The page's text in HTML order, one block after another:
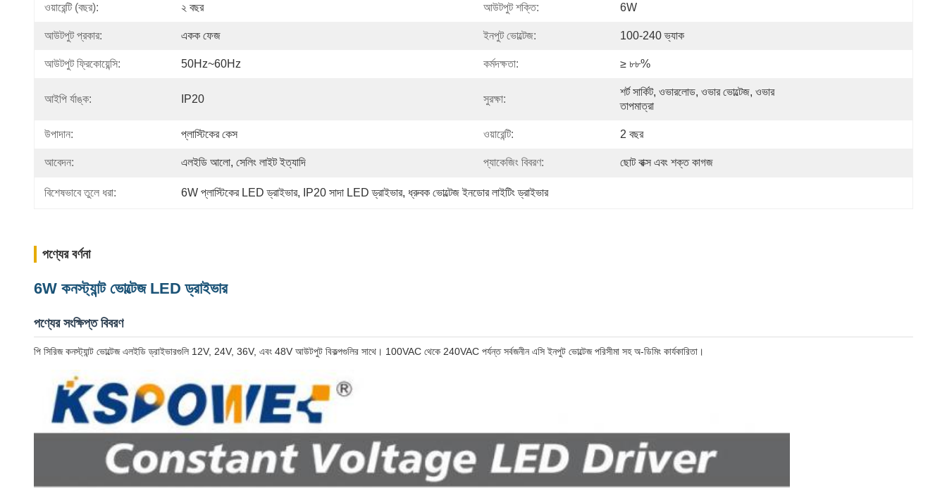
ওয়ারেন্টি (বছর): ২ বছর আউটপুট শক্তি: 6W
আউটপুট প্রকার: একক ফেজ ইনপুট ভোল্টেজ: 100-240 ভ্যাক
আউটপুট ফ্রিকোয়েন্সি: 50Hz~60Hz কর্মদক্ষতা: ≥ ৮৮%
আইপি র্যাঙ্ক: IP20 সুরক্ষা:
শর্ট সার্কিট, ওভারলোড, ওভার ভোল্টেজ, ওভার
তাপমাত্রা
উপাদান: প্লাস্টিকের কেস ওয়ারেন্টি: 2 বছর
আবেদন: এলইডি আলো, সেলিং লাইট ইত্যাদি প্যাকেজিং বিবরণ: ছোট বাক্স এবং শক্ত কাগজ
বিশেষভাবে তুলে ধরা: 6W প্লাস্টিকের LED ড্রাইভার, IP20 সাদা LED ড্রাইভার, ধ্রুবক ভোল্টেজ ইনডোর লাইটিং ড্রাইভার
পণ্যের বর্ণনা
6W কনস্ট্যান্ট ভোল্টেজ LED ড্রাইভার
পণ্যের সংক্ষিপ্ত বিবরণ
পি সিরিজ কনস্ট্যান্ট ভোল্টেজ এলইডি ড্রাইভারগুলি 12V, 24V, 36V, এবং 48V আউটপুট বিকল্পগুলির সাথে। 100VAC থেকে 240VAC পর্যন্ত সর্বজনীন এসি ইনপুট ভোল্টেজ পরিসীমা সহ অ-ডিমিং কার্যকারিতা।